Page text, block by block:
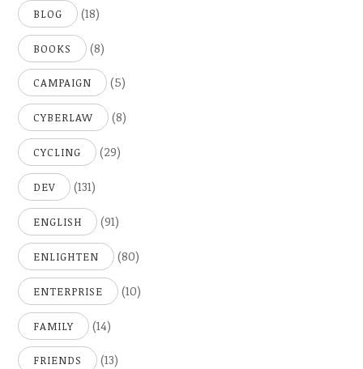
BLOG (18)
BOOKS (8)
CAMPAIGN (5)
CYBERLAW (8)
CYCLING (29)
DEV (131)
ENGLISH (91)
ENLIGHTEN (80)
ENTERPRISE (10)
FAMILY (14)
FRIENDS (13)